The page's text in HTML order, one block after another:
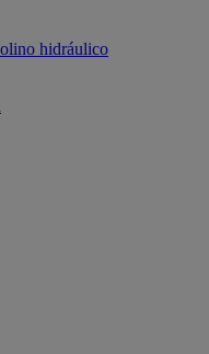
hidráulico